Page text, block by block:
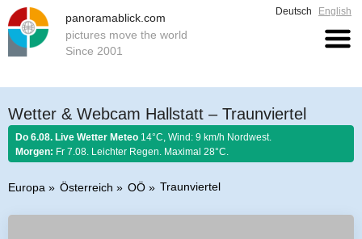
panoramablick.com
pictures move the world
Since 2001
Deutsch English
Wetter & Webcam Hallstatt – Traunviertel
Do 6.08. Live Wetter Meteo 14°C, Wind: 9 km/h Nordwest.
Morgen: Fr 7.08. Leichter Regen. Maximal 28°C.
Europa Österreich OÖ Traunviertel